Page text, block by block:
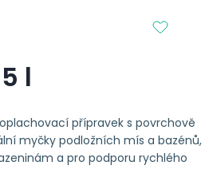
l
přípravek s povrchově
myčky podložních mís a bazénů,
a pro podporu rychlého